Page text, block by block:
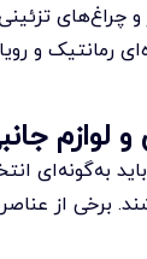
رمانتیک و
لوازم
باید به‌گونه‌ای
برخی از